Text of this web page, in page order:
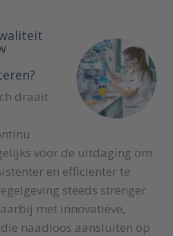
draait
voor de uitdaging om
en efficiënter te
steeds strenger
met innovatieve,
naadloos aansluiten op